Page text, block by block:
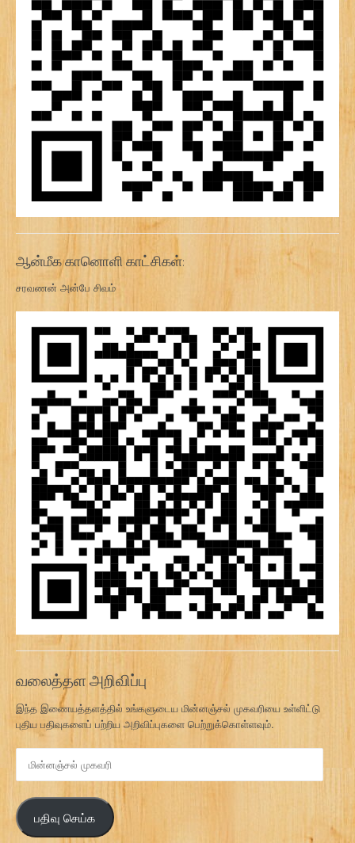
ஆன்மீக கானொளி காட்சிகள்:
சரவணன் அன்பே சிவம்
வலைத்தள அறிவிப்பு
இந்த இணையத்தளத்தில் உங்களுடைய மின்னஞ்சல் முகவரியை உள்ளிட்டு
புதிய பதிவுகளைப் பற்றிய அறிவிப்புகளை பெற்றுக்கொள்ளவும்.
ன
ஞ்
ச
ல்
பதிவு செய்க